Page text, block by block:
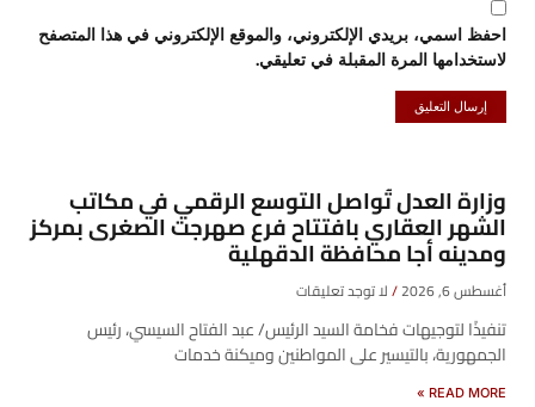
احفظ اسمي، بريدي الإلكتروني، والموقع الإلكتروني في هذا المتصفح
لاستخدامها المرة المقبلة في تعليقي.
وزارة العدل تُواصل التوسع الرقمي في مكاتب
الشهر العقاري بافتتاح فرع صهرجت الصغرى بمركز
ومدينه أجا محافظة الدقهلية
أغسطس 6, 2026 لا توجد تعليقات
تنفيذًا لتوجيهات فخامة السيد الرئيس/ عبد الفتاح السيسي، رئيس
الجمهورية، بالتيسير على المواطنين وميكنة خدمات
READ MORE »